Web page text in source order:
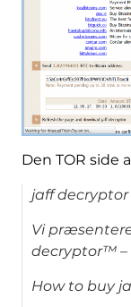
Den TOR side
jaff
Vi
decryptor™ –
How to buy